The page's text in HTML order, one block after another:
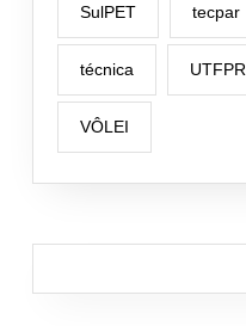
SulPET tecpar
técnica UTFPR
VÔLEI